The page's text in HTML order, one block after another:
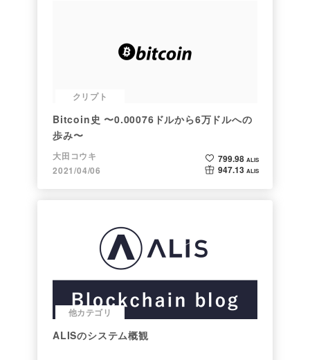
クリプト
Bitcoin史 〜0.00076ドルから6万ドルへの
歩み〜
大田コウキ
2021/04/06
799.98 ALIS
947.13 ALIS
他カテゴリ
ALISのシステム概観